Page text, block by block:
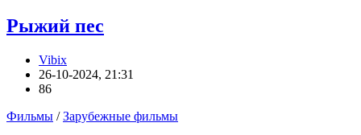
Рыжий пес
Vibix
26-10-2024, 21:31
86
Фильмы /Зарубежные фильмы